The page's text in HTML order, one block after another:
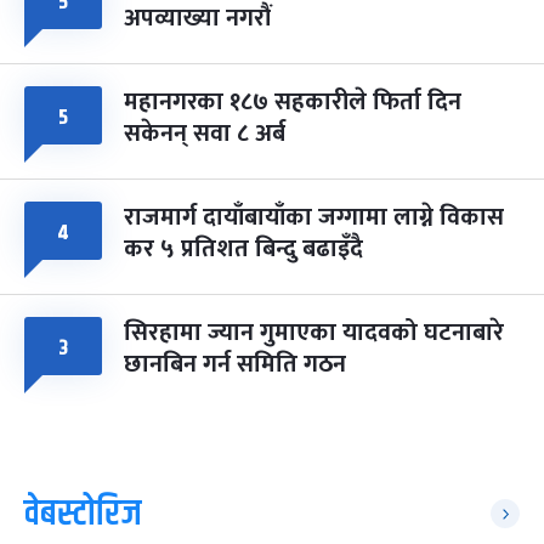
अपव्याख्या नगरौं
५ महानगरका १८७ सहकारीले फिर्ता दिन
सकेनन् सवा ८ अर्ब
४ राजमार्ग दायाँबायाँका जग्गामा लाग्ने विकास
कर ५ प्रतिशत बिन्दु बढाइँदै
३ सिरहामा ज्यान गुमाएका यादवको घटनाबारे
छानबिन गर्न समिति गठन
वेबस्टोरिज